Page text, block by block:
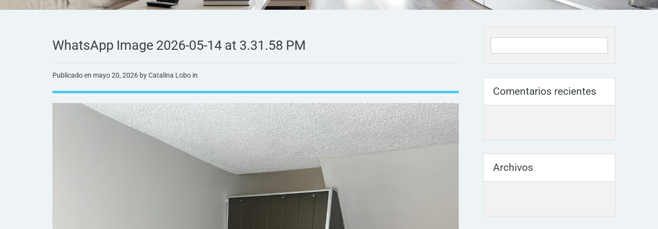
WhatsApp Image 2026-05-14 at 3.31.58 PM
Publicado en mayo 20, 2026 by Catalina Lobo in
Comentarios recientes
Archivos